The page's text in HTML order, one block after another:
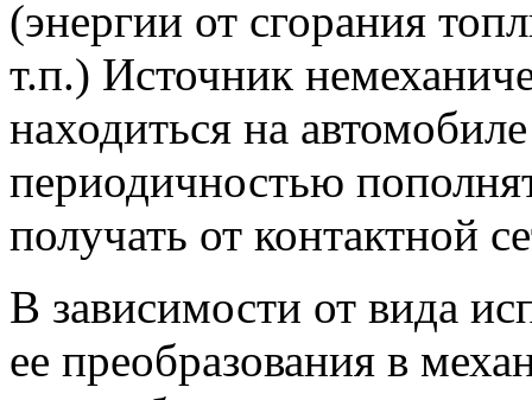
(энергии от сгорания
т.п.) Источник
находиться на
периодичностью
получать от контактной
В зависимости от вида
ее преобразования в